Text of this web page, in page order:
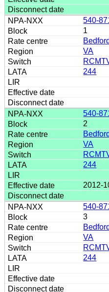
540-
1
Bedford
VA
244
540-
2
Bedford
VA
244
2012-
540-
3
Bedford
VA
244